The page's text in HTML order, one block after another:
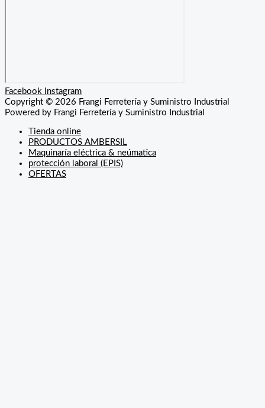
Facebook
Instagram
Copyright © 2026 Frangi Ferretería y Suministro Industrial
Powered by Frangi Ferretería y Suministro Industrial
Tienda online
PRODUCTOS AMBERSIL
Maquinaría eléctrica & neúmatica
protección laboral (EPIS)
OFERTAS